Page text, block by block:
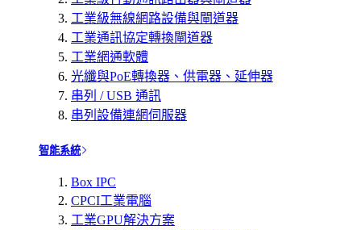
工業級無線網路設備與閘道器
工業通訊協定轉換閘道器
工業網通軟體
光纖與PoE轉換器、供電器、延伸器
串列 / USB 通訊
串列設備連網伺服器
智能系統
Box IPC
CPCI工業電腦
工業GPU解決方案